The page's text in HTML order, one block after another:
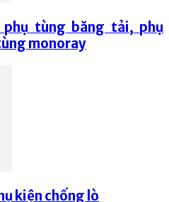
tùng băng tải, phụ
monoray
kiện chống lò